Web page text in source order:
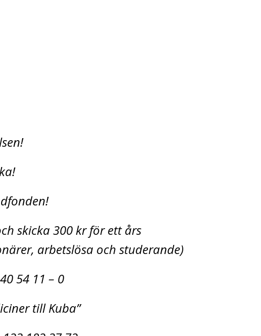
skicka 300 kr för ett års
arbetslösa och studerande)
54 11 – 0
till Kuba”